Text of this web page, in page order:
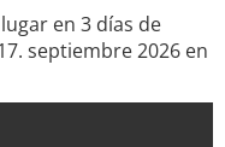
en 3 días de
septiembre 2026 en